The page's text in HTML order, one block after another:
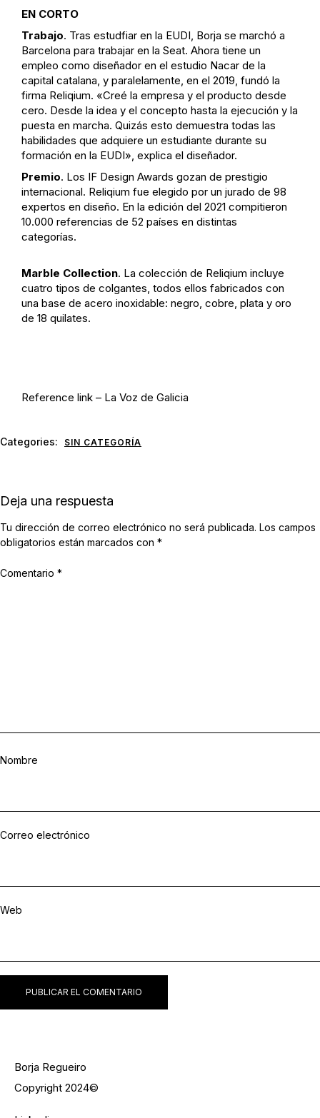
EN CORTO
Trabajo. Tras estudfiar en la EUDI, Borja se marchó a
Barcelona para trabajar en la Seat. Ahora tiene un
empleo como diseñador en el estudio Nacar de la
capital catalana, y paralelamente, en el 2019, fundó la
firma Reliqium. «Creé la empresa y el producto desde
cero. Desde la idea y el concepto hasta la ejecución y la
puesta en marcha. Quizás esto demuestra todas las
habilidades que adquiere un estudiante durante su
formación en la EUDI», explica el diseñador.
Premio. Los IF Design Awards gozan de prestigio
internacional. Reliqium fue elegido por un jurado de 98
expertos en diseño. En la edición del 2021 compitieron
10.000 referencias de 52 países en distintas
categorías.
Marble Collection. La colección de Reliqium incluye
cuatro tipos de colgantes, todos ellos fabricados con
una base de acero inoxidable: negro, cobre, plata y oro
de 18 quilates.
Reference link – La Voz de Galicia
Categories: SIN CATEGORÍA
Deja una respuesta
Tu dirección de correo electrónico no será publicada. Los campos
obligatorios están marcados con *
Comentario *
Nombre
Correo electrónico
Web
Borja Regueiro
Copyright 2024©